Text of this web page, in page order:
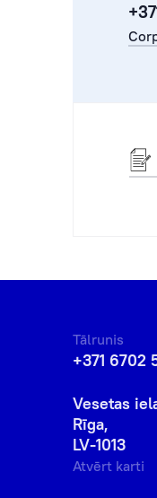
Tālrunis
+371 6702
Vesetas
Rīga,
LV-1013
Atvērt karti